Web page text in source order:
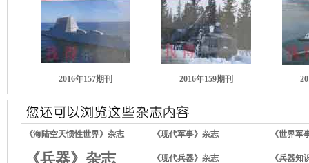
2016年157期刊 2016年159期刊
《海陆空天惯性世界》杂志 《现代军事》杂志 《世界军
《兵器》杂志 《现代兵器》杂志 《兵器知